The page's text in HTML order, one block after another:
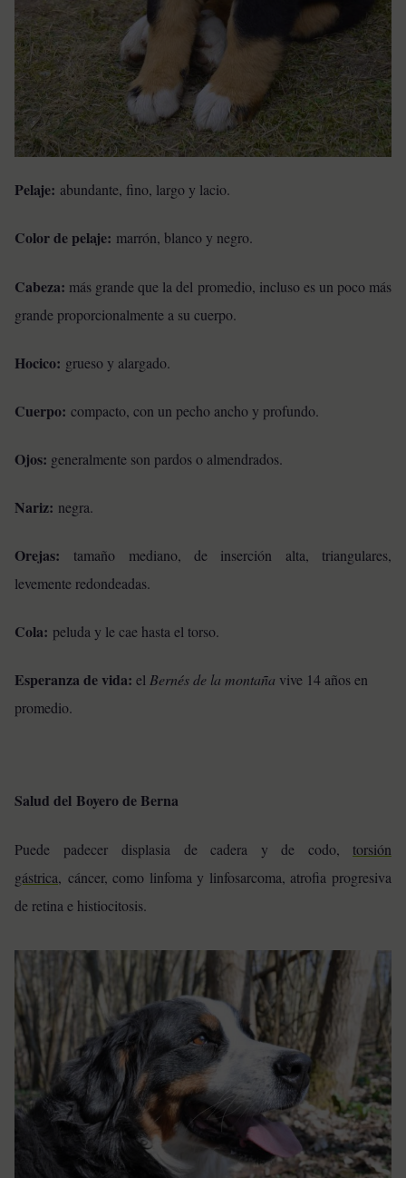
Pelaje: abundante, fino, largo y lacio.
Color de pelaje: marrón, blanco y negro.
Cabeza: más grande que la del promedio, incluso es un poco más
grande proporcionalmente a su cuerpo.
Hocico: grueso y alargado.
Cuerpo: compacto, con un pecho ancho y profundo.
Ojos: generalmente son pardos o almendrados.
Nariz: negra.
Orejas: tamaño mediano, de inserción alta, triangulares,
levemente redondeadas.
Cola: peluda y le cae hasta el torso.
Esperanza de vida: elBernés de la montaña vive 14 años en
promedio.
Salud del Boyero de Berna
Puede padecer displasia de cadera y de codo, torsión
gástrica, cáncer, como linfoma y linfosarcoma, atrofia progresiva
de retina e histiocitosis.